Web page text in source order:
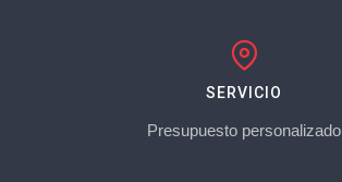
SERVICIO
Presupuesto personalizado